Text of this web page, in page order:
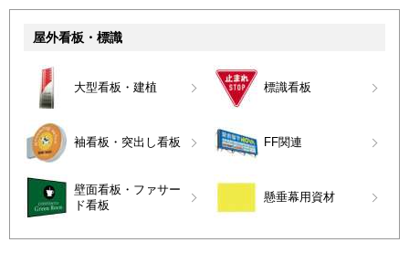
屋外看板・標識
大型看板・建植 標識看板
袖看板・突出し看板 FF関連
壁面看板・ファサー
ド看板
懸垂幕用資材